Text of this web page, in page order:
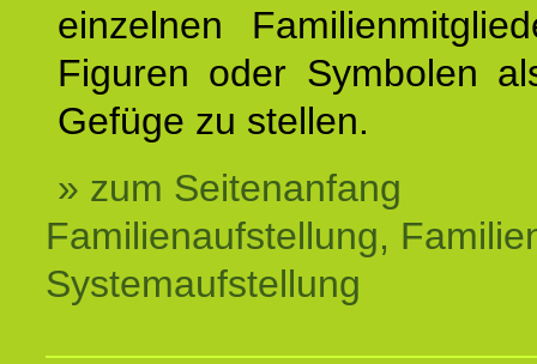
einzelnen
Figuren oder Symbolen
Gefüge zu stellen.
» zum Seitenanfang
Familienaufstellung,
Systemaufstellung